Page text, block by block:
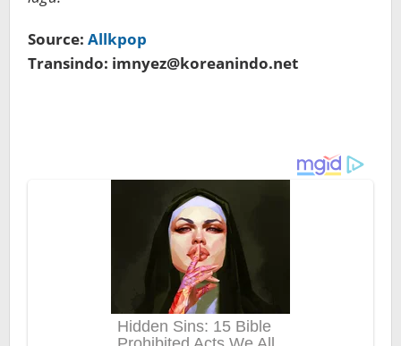
Source: Allkpop
Transindo: imnyez@koreanindo.net